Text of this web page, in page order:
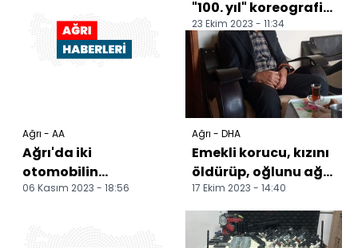
Ağrı - AA
Ağrı'da iki
otomobilin
çarpışması sonucu 1
06 Kasım 2023 - 18:56
"100. yıl" koreografisi
oluşturdu
23 Ekim 2023 - 11:34
Ağrı - DHA
Emekli korucu, kızını
öldürüp, oğlunu ağır
yaraladı
17 Ekim 2023 - 14:40